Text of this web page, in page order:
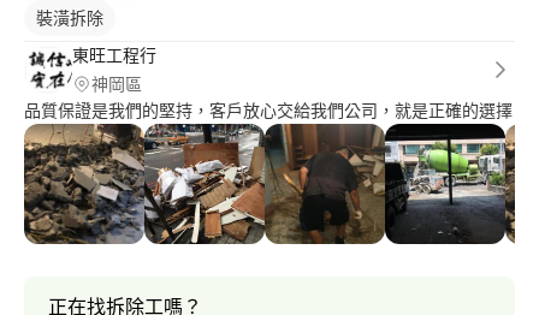
裝潢拆除
東旺工程行
神岡區
品質保證是我們的堅持，客戶放心交給我們公司，就是正確的選擇
正在找拆除工嗎？